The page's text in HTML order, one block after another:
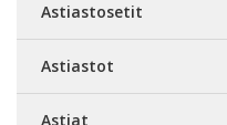
Astiastosetit
Astiastot
Astiat